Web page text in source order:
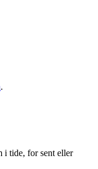
.
i tide, for sent eller